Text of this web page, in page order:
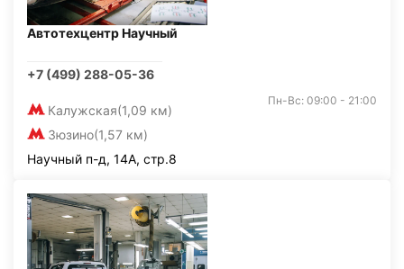
Автотехцентр Научный
+7 (499) 288-05-36
Калужская(1,09 км)
Зюзино(1,57 км)
Пн-Вс: 09:00 - 21:00
Научный п-д, 14А, стр.8